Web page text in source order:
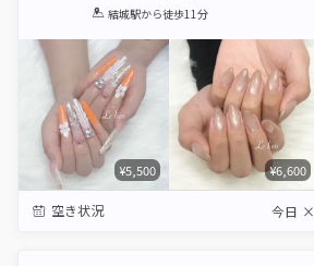
1 2 3 4 5
結城駅から徒歩11分
¥5,500 ¥6,600
空き状況 今日 ×